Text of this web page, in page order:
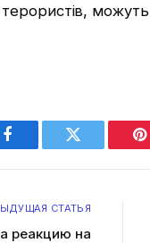
Facebook Twitter
СТАТЬЯ
реакцию на